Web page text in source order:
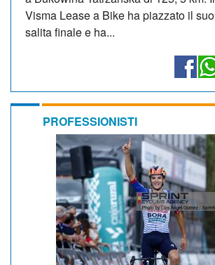
Visma Lease a Bike ha piazzato il
salita finale e ha...
PROFESSIONISTI